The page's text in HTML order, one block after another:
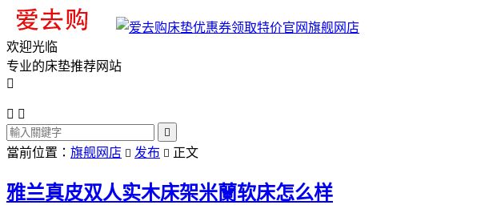
旗舰网店
欢迎光临
专业的床垫推荐网站

 

當前位置： 旗舰网店  发布  正文
雅兰真皮双人实木床架米蘭软床怎么样